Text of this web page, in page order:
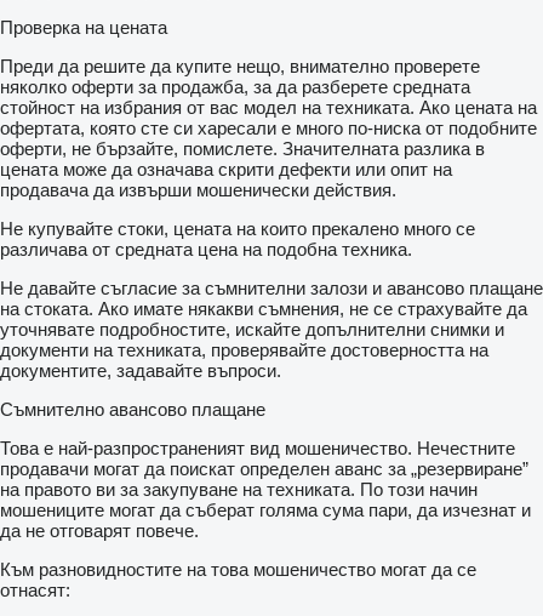
Проверка на цената
Преди да решите да купите нещо, внимателно проверете
няколко оферти за продажба, за да разберете средната
стойност на избрания от вас модел на техниката. Ако цената на
офертата, която сте си харесали е много по-ниска от подобните
оферти, не бързайте, помислете. Значителната разлика в
цената може да означава скрити дефекти или опит на
продавача да извърши мошенически действия.
Не купувайте стоки, цената на които прекалено много се
различава от средната цена на подобна техника.
Не давайте съгласие за съмнителни залози и авансово плащане
на стоката. Ако имате някакви съмнения, не се страхувайте да
уточнявате подробностите, искайте допълнителни снимки и
документи на техниката, проверявайте достоверността на
документите, задавайте въпроси.
Съмнително авансово плащане
Това е най-разпространеният вид мошеничество. Нечестните
продавачи могат да поискат определен аванс за „резервиране”
на правото ви за закупуване на техниката. По този начин
мошениците могат да съберат голяма сума пари, да изчезнат и
да не отговарят повече.
Към разновидностите на това мошеничество могат да се
отнасят: